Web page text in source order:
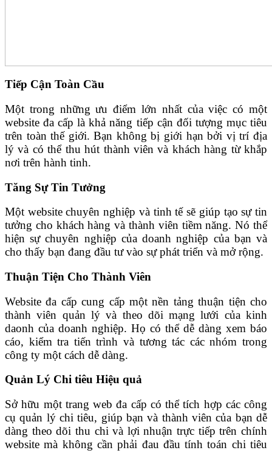
Tiếp Cận Toàn Cầu
Một trong những ưu điểm lớn nhất của việc có một
website đa cấp là khả năng tiếp cận đối tượng mục tiêu
trên toàn thế giới. Bạn không bị giới hạn bởi vị trí địa
lý và có thể thu hút thành viên và khách hàng từ khắp
nơi trên hành tinh.
Tăng Sự Tin Tưởng
Một website chuyên nghiệp và tinh tế sẽ giúp tạo sự tin
tưởng cho khách hàng và thành viên tiềm năng. Nó thể
hiện sự chuyên nghiệp của doanh nghiệp của bạn và
cho thấy bạn đang đầu tư vào sự phát triển và mở rộng.
Thuận Tiện Cho Thành Viên
Website đa cấp cung cấp một nền tảng thuận tiện cho
thành viên quản lý và theo dõi mạng lưới của kinh
daonh của doanh nghiệp. Họ có thể dễ dàng xem báo
cáo, kiểm tra tiến trình và tương tác các nhóm trong
công ty một cách dễ dàng.
Quản Lý Chi tiêu Hiệu quả
Sở hữu một trang web đa cấp có thể tích hợp các công
cụ quản lý chi tiêu, giúp bạn và thành viên của bạn dễ
dàng theo dõi thu chi và lợi nhuận trực tiếp trên chính
website mà không cần phải đau đầu tính toán chi tiêu